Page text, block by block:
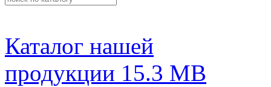
Каталог нашей
продукции 15.3 MB